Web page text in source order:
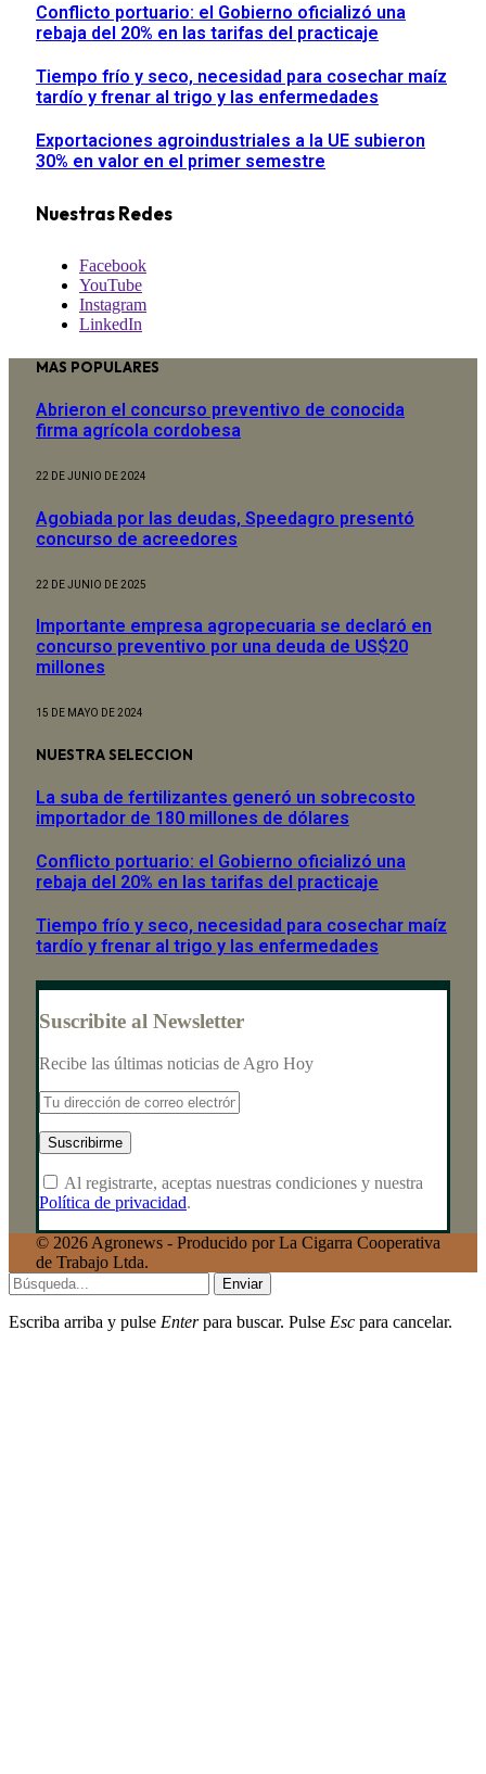
Conflicto portuario: el Gobierno oficializó una
rebaja del 20% en las tarifas del practicaje
Tiempo frío y seco, necesidad para cosechar maíz
tardío y frenar al trigo y las enfermedades
Exportaciones agroindustriales a la UE subieron
30% en valor en el primer semestre
Nuestras Redes
Facebook
YouTube
Instagram
LinkedIn
MAS POPULARES
Abrieron el concurso preventivo de conocida
firma agrícola cordobesa
22 DE JUNIO DE 2024
Agobiada por las deudas, Speedagro presentó
concurso de acreedores
22 DE JUNIO DE 2025
Importante empresa agropecuaria se declaró en
concurso preventivo por una deuda de US$20
millones
15 DE MAYO DE 2024
NUESTRA SELECCION
La suba de fertilizantes generó un sobrecosto
importador de 180 millones de dólares
Conflicto portuario: el Gobierno oficializó una
rebaja del 20% en las tarifas del practicaje
Tiempo frío y seco, necesidad para cosechar maíz
tardío y frenar al trigo y las enfermedades
Suscribite al Newsletter
Recibe las últimas noticias de Agro Hoy
Al registrarte, aceptas nuestras condiciones y nuestra
Política de privacidad.
© 2026 Agronews - Producido por La Cigarra Cooperativa
de Trabajo Ltda.
Enviar
Escriba arriba y pulse Enterpara buscar. Pulse Esc para cancelar.